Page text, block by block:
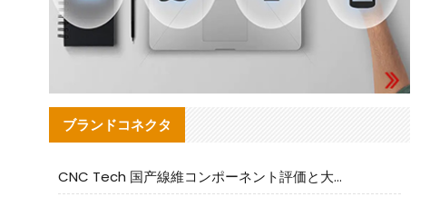
ブランドコネクタ
CNC Tech 国产線維コンポーネント評価と大量生産適合ガイド